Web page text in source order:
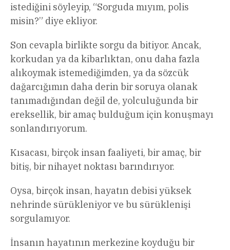
istediğini söyleyip, “Sorguda mıyım, polis
misin?” diye ekliyor.
Son cevapla birlikte sorgu da bitiyor. Ancak,
korkudan ya da kibarlıktan, onu daha fazla
alıkoymak istemediğimden, ya da sözcük
dağarcığımın daha derin bir soruya olanak
tanımadığından değil de, yolculuğunda bir
ereksellik, bir amaç bulduğum için konuşmayı
sonlandırıyorum.
Kısacası, birçok insan faaliyeti, bir amaç, bir
bitiş, bir nihayet noktası barındırıyor.
Oysa, birçok insan, hayatın debisi yüksek
nehrinde sürükleniyor ve bu sürüklenişi
sorgulamıyor.
İnsanın hayatının merkezine koyduğu bir